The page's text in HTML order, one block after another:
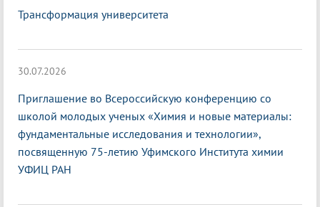
Трансформация университета
30.07.2026
Приглашение во Всероссийскую конференцию со
школой молодых ученых «Химия и новые материалы:
фундаментальные исследования и технологии»,
посвященную 75-летию Уфимского Института химии
УФИЦ РАН